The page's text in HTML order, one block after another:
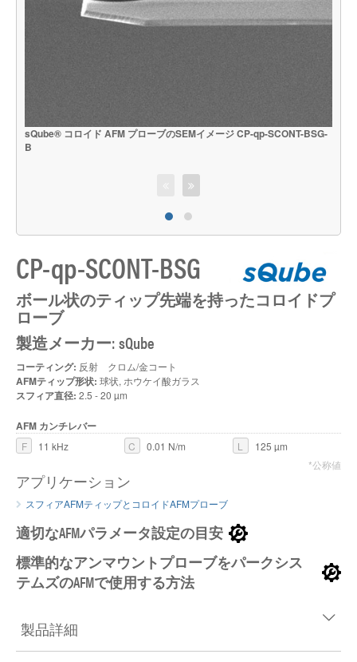
sQube® コロイド AFM プローブのSEMイメージ CP-qp-SCONT-BSG-
B
CP-qp-SCONT-BSG
ボール状のティップ先端を持ったコロイドプ
ローブ
製造メーカー: sQube
コーティング: 反射 クロム/金コート
AFMティップ形状: 球状, ホウケイ酸ガラス
スフィア直径: 2.5 - 20 µm
AFM カンチレバー
F 11 kHz C 0.01 N/m L
125 µm
*公称値
アプリケーション
スフィアAFMティップとコロイドAFMプローブ
適切なAFMパラメータ設定の目安
標準的なアンマウントプローブをパークシス
テムズのAFMで使用する方法
製品詳細